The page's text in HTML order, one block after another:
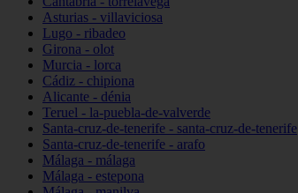
Asturias - villaviciosa
Lugo - ribadeo
Girona - olot
Murcia - lorca
Cádiz - chipiona
Alicante - dénia
Teruel - la-puebla-de-valverde
Santa-cruz-de-tenerife - santa-cruz-de-tenerife
Santa-cruz-de-tenerife - arafo
Málaga - málaga
Málaga - estepona